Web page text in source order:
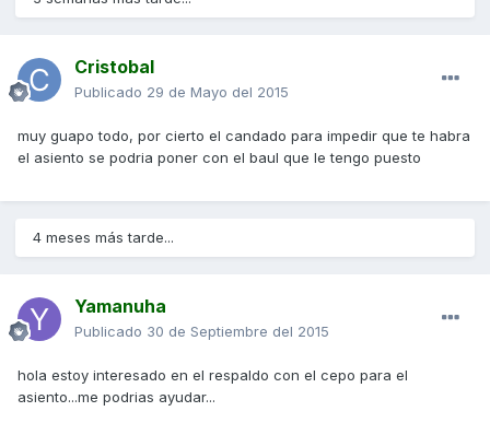
Cristobal
Publicado 29 de Mayo del 2015
muy guapo todo, por cierto el candado para impedir que te habra
el asiento se podria poner con el baul que le tengo puesto
4 meses más tarde...
Yamanuha
Publicado 30 de Septiembre del 2015
hola estoy interesado en el respaldo con el cepo para el
asiento...me podrias ayudar...